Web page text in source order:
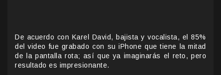
De acuerdo con Karel David, bajista y vocalista, el 85%
del video fue grabado con su iPhone que tiene la mitad
de la pantalla rota; así que ya imaginarás el reto, pero
resultado es impresionante.